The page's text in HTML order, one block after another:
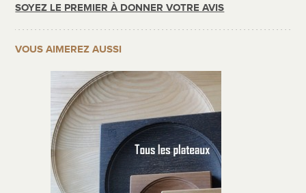
SOYEZ LE PREMIER À DONNER VOTRE AVIS
VOUS AIMEREZ AUSSI